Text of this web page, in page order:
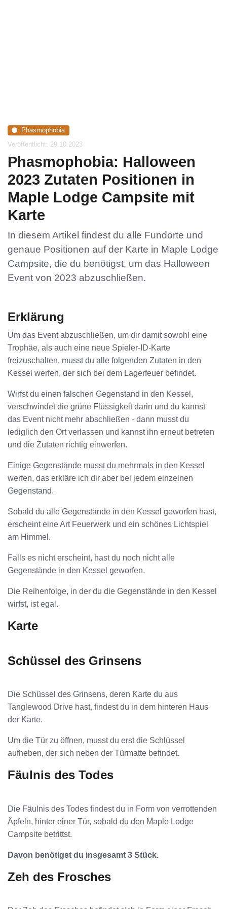
Phasmophobia
Veröffentlicht: 29.10.2023
Phasmophobia: Halloween
2023 Zutaten Positionen in
Maple Lodge Campsite mit
Karte
In diesem Artikel findest du alle Fundorte und
genaue Positionen auf der Karte in Maple Lodge
Campsite, die du benötigst, um das Halloween
Event von 2023 abzuschließen.
Erklärung
Um das Event abzuschließen, um dir damit sowohl eine
Trophäe, als auch eine neue Spieler-ID-Karte
freizuschalten, musst du alle folgenden Zutaten in den
Kessel werfen, der sich bei dem Lagerfeuer befindet.
Wirfst du einen falschen Gegenstand in den Kessel,
verschwindet die grüne Flüssigkeit darin und du kannst
das Event nicht mehr abschließen - dann musst du
lediglich den Ort verlassen und kannst ihn erneut betreten
und die Zutaten richtig einwerfen.
Einige Gegenstände musst du mehrmals in den Kessel
werfen, das erkläre ich dir aber bei jedem einzelnen
Gegenstand.
Sobald du alle Gegenstände in den Kessel geworfen hast,
erscheint eine Art Feuerwerk und ein schönes Lichtspiel
am Himmel.
Falls es nicht erscheint, hast du noch nicht alle
Gegenstände in den Kessel geworfen.
Die Reihenfolge, in der du die Gegenstände in den Kessel
wirfst, ist egal.
Karte
Schüssel des Grinsens
Die Schüssel des Grinsens, deren Karte du aus
Tanglewood Drive hast, findest du in dem hinteren Haus
der Karte.
Um die Tür zu öffnen, musst du erst die Schlüssel
aufheben, der sich neben der Türmatte befindet.
Fäulnis des Todes
Die Fäulnis des Todes findest du in Form von verrottenden
Äpfeln, hinter einer Tür, sobald du den Maple Lodge
Campsite betrittst.
Davon benötigst du insgesamt 3 Stück.
Zeh des Frosches